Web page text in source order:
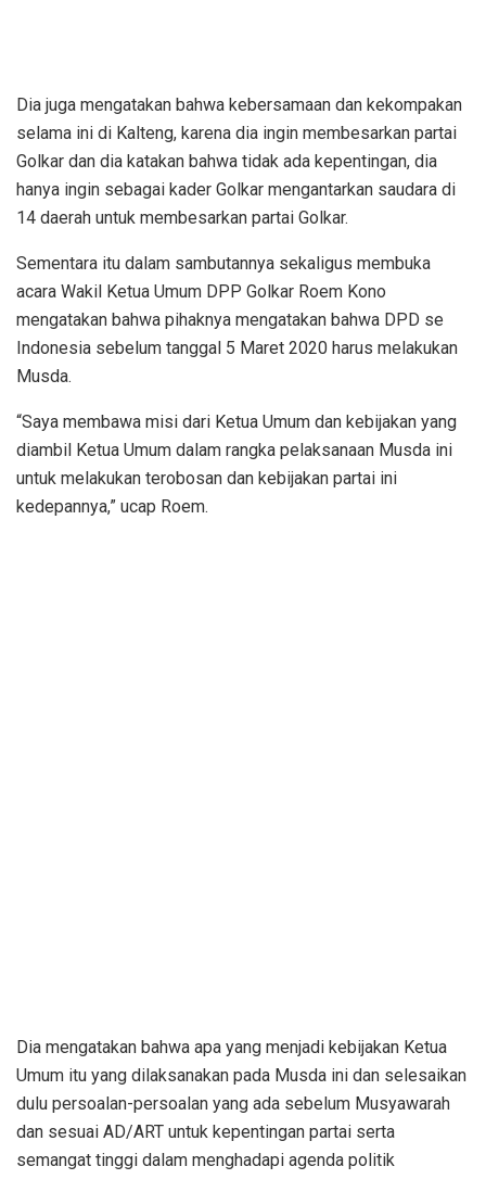
Dia juga mengatakan bahwa kebersamaan dan kekompakan
selama ini di Kalteng, karena dia ingin membesarkan partai
Golkar dan dia katakan bahwa tidak ada kepentingan, dia
hanya ingin sebagai kader Golkar mengantarkan saudara di
14 daerah untuk membesarkan partai Golkar.
Sementara itu dalam sambutannya sekaligus membuka
acara Wakil Ketua Umum DPP Golkar Roem Kono
mengatakan bahwa pihaknya mengatakan bahwa DPD se
Indonesia sebelum tanggal 5 Maret 2020 harus melakukan
Musda.
“Saya membawa misi dari Ketua Umum dan kebijakan yang
diambil Ketua Umum dalam rangka pelaksanaan Musda ini
untuk melakukan terobosan dan kebijakan partai ini
kedepannya,” ucap Roem.
Dia mengatakan bahwa apa yang menjadi kebijakan Ketua
Umum itu yang dilaksanakan pada Musda ini dan selesaikan
dulu persoalan-persoalan yang ada sebelum Musyawarah
dan sesuai AD/ART untuk kepentingan partai serta
semangat tinggi dalam menghadapi agenda politik